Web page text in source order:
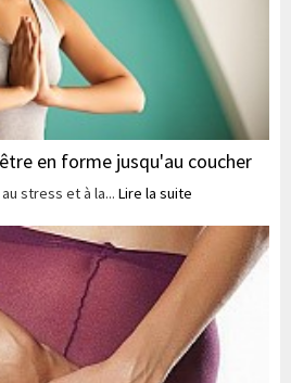
en forme jusqu'au coucher
stress et à la... Lire la suite